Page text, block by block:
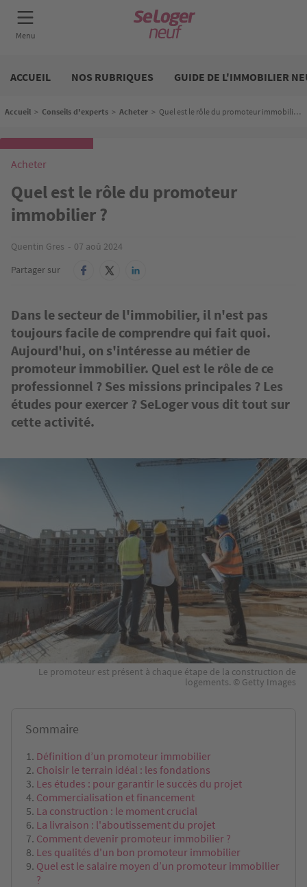
contenu
ACCUEIL
NOS RUBRIQUES GUIDE DE L'IMMOBILIER
Fil d'Ariane
Accueil > Conseils d'experts > Acheter > Quel est le rôle du promoteur immobilier ?
Acheter
Quel est le rôle du promoteur
immobilier ?
Quentin Gres
07 aoû 2024
Partager sur
Dans le secteur de l'immobilier, il n'est pas
toujours facile de comprendre qui fait quoi.
Aujourd'hui, on s'intéresse au métier de
promoteur immobilier. Quel est le rôle de ce
professionnel ? Ses missions principales ? Les
études pour exercer ? SeLoger vous dit tout sur
cette activité.
Le promoteur est présent à chaque étape de la construction de
logements. © Getty Images
Sommaire
Définition d’un promoteur immobilier
Choisir le terrain idéal : les fondations
Les études : pour garantir le succès du projet
Commercialisation et financement
La construction : le moment crucial
La livraison : l'aboutissement du projet
Comment devenir promoteur immobilier ?
Les qualités d'un bon promoteur immobilier
Quel est le salaire moyen d’un promoteur immobilier
?